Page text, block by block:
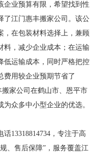
企业预算有限，希望找到性
了江门惠丰搬家公司。该公
，在包装材料选择上，兼顾
料，减少企业成本；在运输
低运输成本，同时严格把控
费用较企业预期节省了
搬家公司在鹤山市、恩平市
众多中小型企业的优选。
13318814734，专注于高
、售后保障”，服务覆盖江